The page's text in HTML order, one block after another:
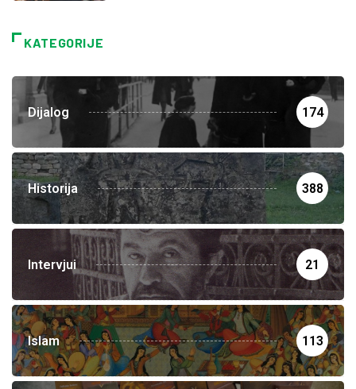
KATEGORIJE
Dijalog 174
Historija 388
Intervjui 21
Islam 113